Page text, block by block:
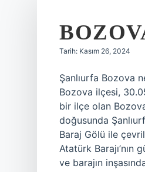
Tarih: Kasım 26, 2024
Şanlıurfa Bozova
Bozova ilçesi,
bir ilçe olan
doğusunda
Baraj Gölü ile
Atatürk Barajı’nın
ve barajın